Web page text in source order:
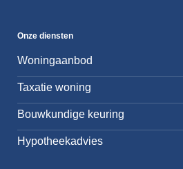
Onze diensten
Woningaanbod
Taxatie woning
Bouwkundige keuring
Hypotheekadvies